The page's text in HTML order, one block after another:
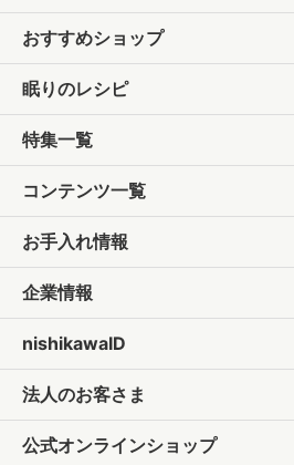
おすすめショップ
眠りのレシピ
特集一覧
コンテンツ一覧
お手入れ情報
企業情報
nishikawaID
法人のお客さま
公式オンラインショップ